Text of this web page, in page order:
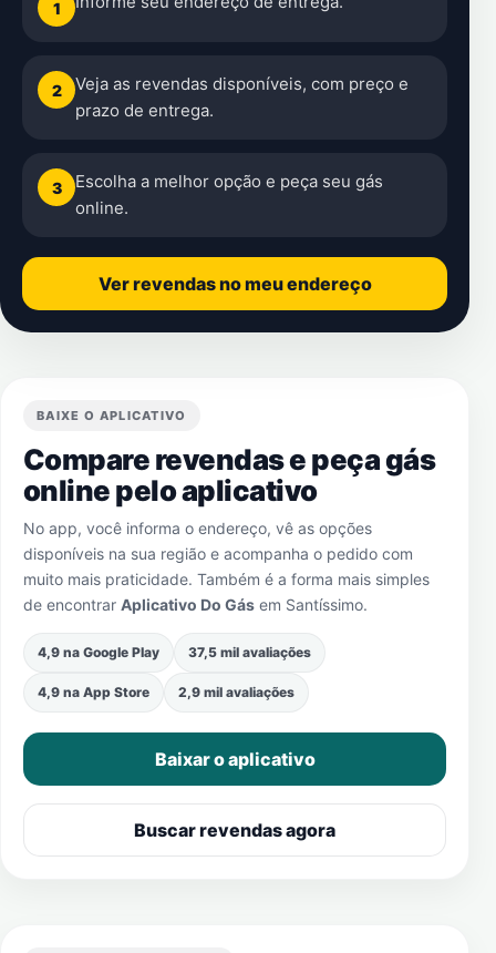
1
2
Veja as revendas disponíveis, com preço e
prazo de entrega.
3
Escolha a melhor opção e peça seu gás
online.
Ver revendas no meu endereço
BAIXE O APLICATIVO
Compare revendas e peça gás
online pelo aplicativo
No app, você informa o endereço, vê as opções
disponíveis na sua região e acompanha o pedido com
muito mais praticidade. Também é a forma mais simples
de encontrar Aplicativo Do Gás em Santíssimo.
4,9 na Google Play 37,5 mil avaliações
4,9 na App Store 2,9 mil avaliações
Baixar o aplicativo
Buscar revendas agora